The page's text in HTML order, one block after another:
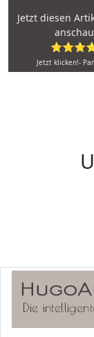
Jetzt diesen
Jetzt klicken!-